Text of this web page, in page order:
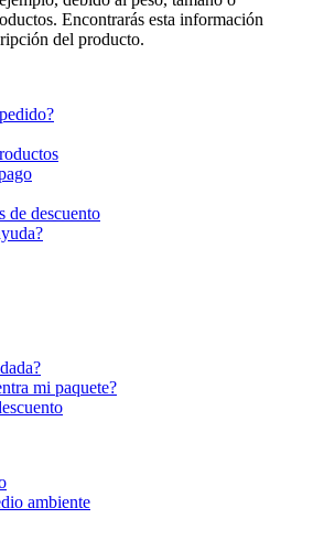
Encontrarás esta información
del producto.
de descuento
mi paquete?
ambiente